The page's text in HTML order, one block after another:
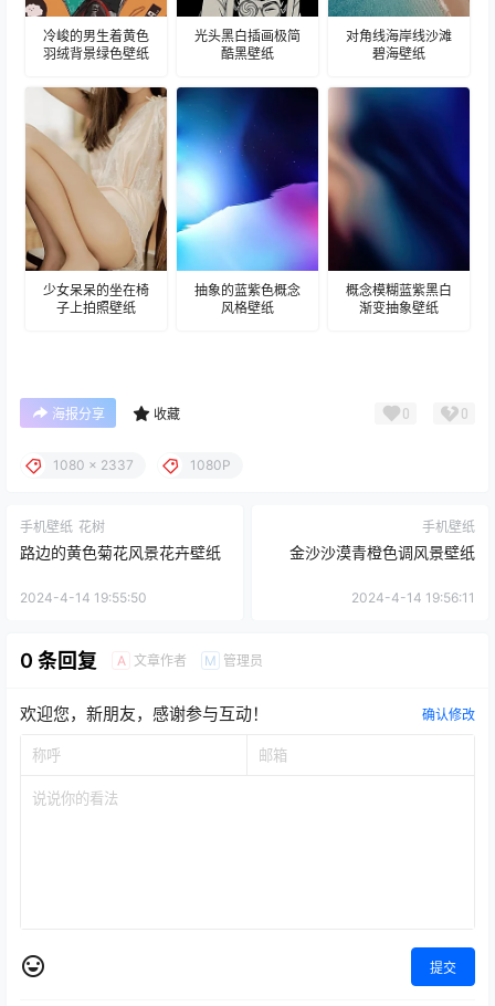
冷峻的男生着黄色
羽绒背景绿色壁纸
光头黑白插画极简
酷黑壁纸
对角线海岸线沙滩
碧海壁纸
少女呆呆的坐在椅
子上拍照壁纸
抽象的蓝紫色概念
风格壁纸
概念模糊蓝紫黑白
渐变抽象壁纸
海报分享 收藏 0 0
1080 x 2337 1080P
手机壁纸 花树
路边的黄色菊花风景花卉壁纸
2024-4-14 19:55:50
手机壁纸
金沙沙漠青橙色调风景壁纸
2024-4-14 19:56:11
0 条回复 A 文章作者 M 管理员
欢迎您，新朋友，感谢参与互动！ 确认修改
提交